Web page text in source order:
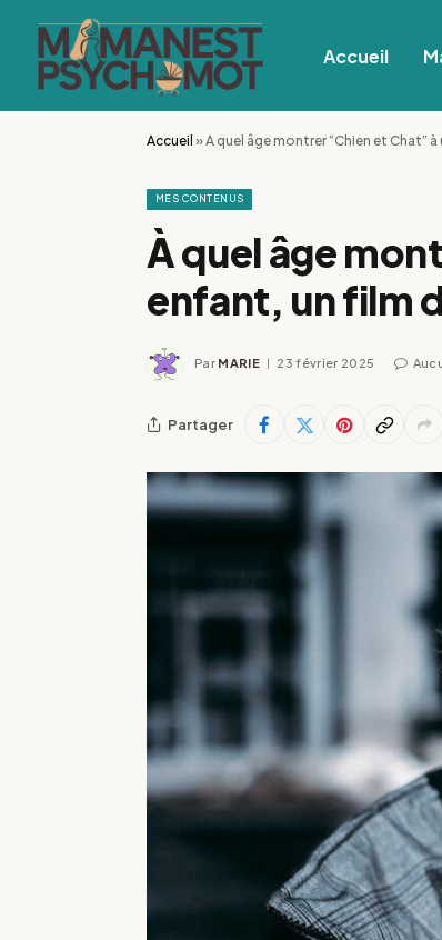
Accueil
Accueil »À quel âge montrer “Chien et Chat”
MES CONTENUS
À quel âge
enfant, un film
Par MARIE 23 février 2025
Partager